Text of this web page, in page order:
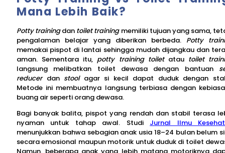
Mana Lebih Baik?
Potty trainingdan toilet trainingmemiliki tujuan yang sama,
pengalaman belajar yang diberikan berbeda. Potty
memakai pispot di lantai sehingga mudah dijangkau dan
aman. Sementara itu,potty training toiletatau toilet
langsung melibatkan toilet dewasa dengan bantuan
reducer dan stoolagar si kecil dapat duduk dengan
Metode ini membuatnya langsung terbiasa dengan
buang air seperti orang dewasa.
Bagi banyak balita, pispot yang rendah dan stabil terasa
nyaman untuk tahap awal. Studi Jurnal Ilmu
menunjukkan bahwa sebagian anak usia 18–24 bulan belum
secara emosional maupun motorik untuk duduk di toilet